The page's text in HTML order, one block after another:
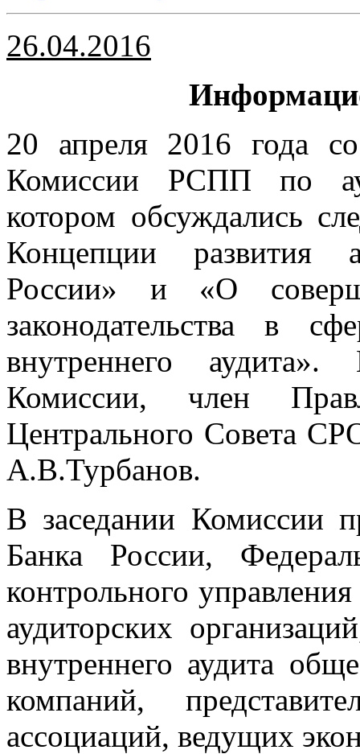
26.04.2016
20 апреля 2016 года
Комиссии РСПП по
котором обсуждались
Концепции развития
России» и «О
законодательства в
внутреннего аудита».
Комиссии, член
Центрального Совета
А.В.Турбанов.
В заседании Комиссии
Банка России,
контрольного
аудиторских
внутреннего аудита
компаний,
ассоциаций, ведущих